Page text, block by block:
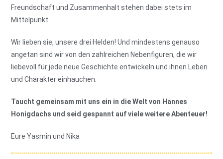
Freundschaft und Zusammenhalt stehen dabei stets im
Mittelpunkt.
Wir lieben sie, unsere drei Helden! Und mindestens genauso
angetan sind wir von den zahlreichen Nebenfiguren, die wir
liebevoll für jede neue Geschichte entwickeln und ihnen Leben
und Charakter einhauchen.
Taucht gemeinsam mit uns ein in die Welt von Hannes
Honigdachs und seid gespannt auf viele weitere Abenteuer!
Eure Yasmin und Nika